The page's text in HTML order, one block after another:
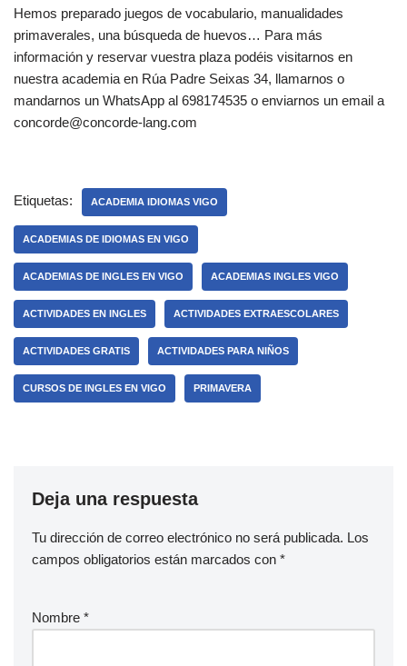
Hemos preparado juegos de vocabulario, manualidades
primaverales, una búsqueda de huevos… Para más
información y reservar vuestra plaza podéis visitarnos en
nuestra academia en Rúa Padre Seixas 34, llamarnos o
mandarnos un WhatsApp al 698174535 o enviarnos un email a
concorde@concorde-lang.com
Etiquetas: ACADEMIA IDIOMAS VIGO
ACADEMIAS DE IDIOMAS EN VIGO
ACADEMIAS DE INGLES EN VIGO ACADEMIAS INGLES VIGO
ACTIVIDADES EN INGLES ACTIVIDADES EXTRAESCOLARES
ACTIVIDADES GRATIS ACTIVIDADES PARA NIÑOS
CURSOS DE INGLES EN VIGO PRIMAVERA
Deja una respuesta
Tu dirección de correo electrónico no será publicada. Los
campos obligatorios están marcados con *
Nombre *